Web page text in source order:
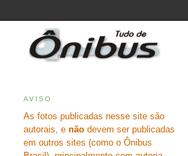
AVISO
As fotos publicadas nesse site são
autorais, e não devem ser publicadas
em outros sites (como o Ônibus